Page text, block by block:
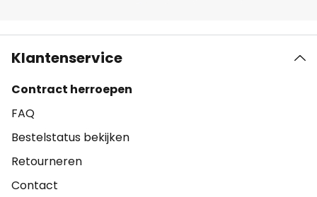
Klantenservice
Contract herroepen
FAQ
Bestelstatus bekijken
Retourneren
Contact